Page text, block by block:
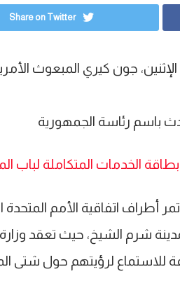
Share on Twitter
جون كيري المبعوث
باسم رئاسة الجمهورية
الخدمات المتكاملة لباب
مصر في نوفمبر ۲۰۲۲ بمدينة شرم
للاستماع لرؤيتهم حول شتى